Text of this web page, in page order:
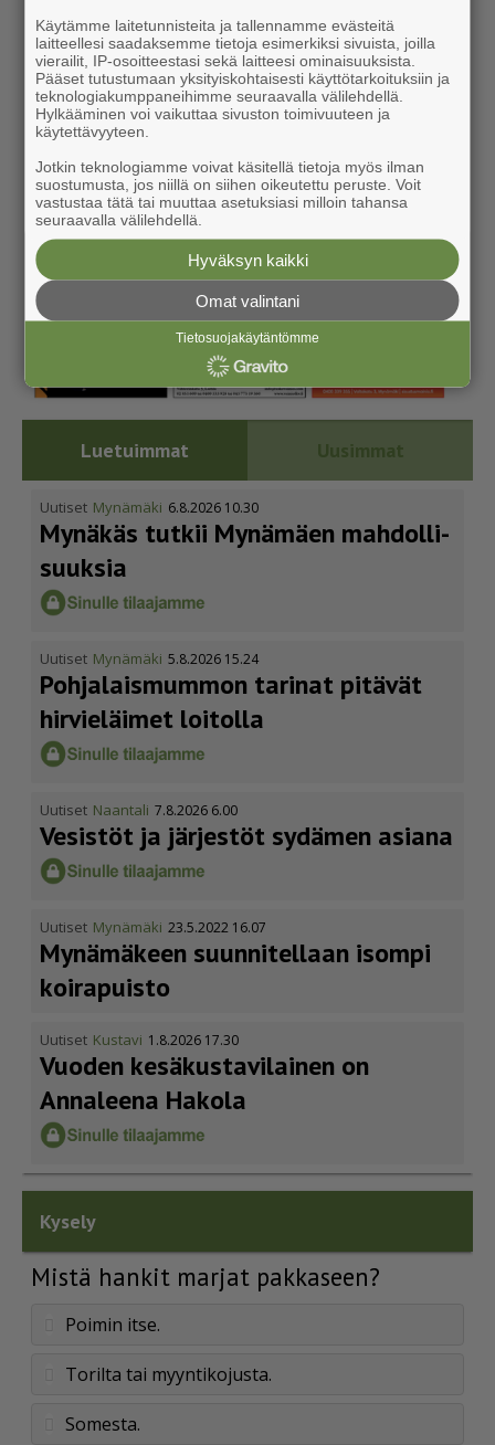
Luetuimmat Uusimmat
Uutiset Mynämäki 6.8.2026 10.30
Mynäkäs tutkii Mynämäen mahdol­li­
suuksia
Uutiset Mynämäki 5.8.2026 15.24
Pohja­lais­mummon tarinat pitävät
hirvieläimet loitolla
Uutiset Naantali 7.8.2026 6.00
Vesistöt ja järjestöt sydämen asiana
Uutiset Mynämäki 23.5.2022 16.07
Mynämäkeen suunnitellaan isompi
koirapuisto
Uutiset Kustavi 1.8.2026 17.30
Vuoden kesäkus­ta­vi­lainen on
Annaleena Hakola
Kysely
Mistä hankit marjat pakkaseen?
Poimin itse.
Torilta tai myyntikojusta.
Somesta.
Käytämme laitetunnisteita ja tallennamme evästeitä
laitteellesi saadaksemme tietoja esimerkiksi sivuista, joilla
vierailit, IP-osoitteestasi sekä laitteesi ominaisuuksista.
Pääset tutustumaan yksityiskohtaisesti käyttötarkoituksiin ja
teknologiakumppaneihimme seuraavalla välilehdellä.
Hylkääminen voi vaikuttaa sivuston toimivuuteen ja
käytettävyyteen.
Jotkin teknologiamme voivat käsitellä tietoja myös ilman
suostumusta, jos niillä on siihen oikeutettu peruste. Voit
vastustaa tätä tai muuttaa asetuksiasi milloin tahansa
seuraavalla välilehdellä.
Hyväksyn kaikki
Omat valintani
Tietosuojakäytäntömme